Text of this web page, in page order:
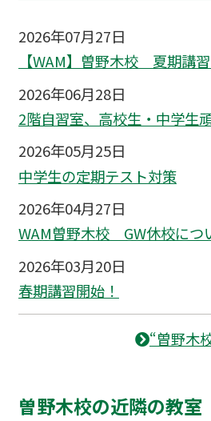
2026年07月27日
【WAM】曽野木校 夏期講
2026年06月28日
2階自習室、高校生・中学生
2026年05月25日
中学生の定期テスト対策
2026年04月27日
WAM曽野木校 GW休校につ
2026年03月20日
春期講習開始！
“曽野木
曽野木校の近隣の教室